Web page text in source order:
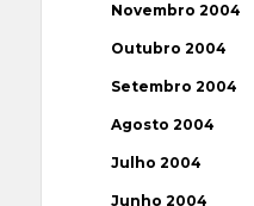
Novembro 2004
Outubro 2004
Setembro 2004
Agosto 2004
Julho 2004
Junho 2004